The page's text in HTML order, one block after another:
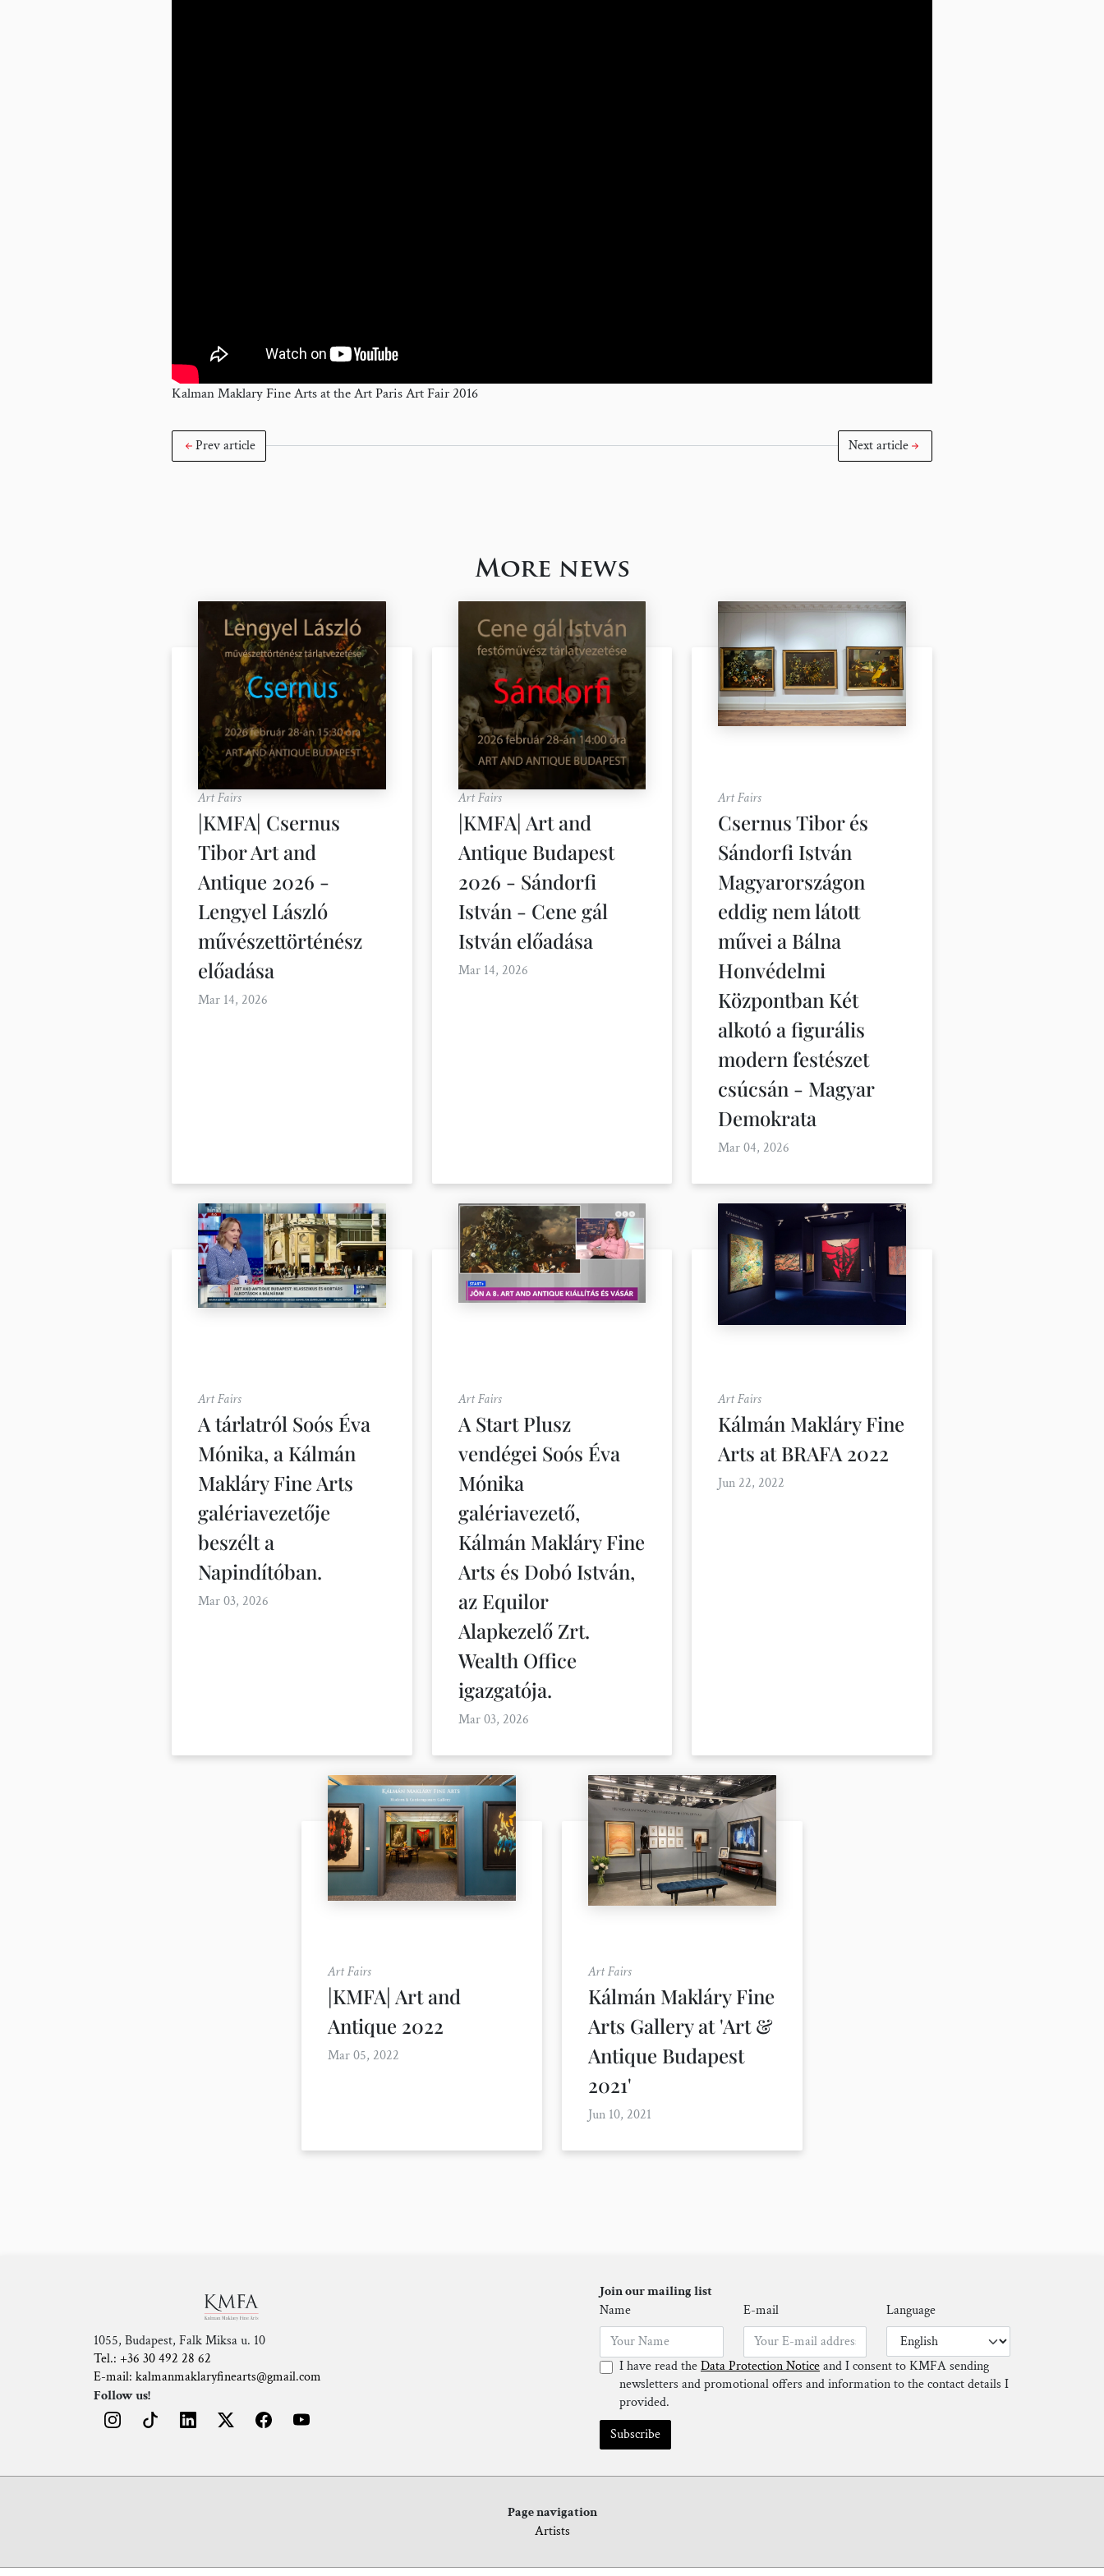
Kalman Maklary Fine Arts at the Art Paris Art Fair 2016
Prev article Next article
More news
Art Fairs
|KMFA| Csernus
Tibor Art and
Antique 2026 -
Lengyel László
művészettörténész
előadása
Mar 14, 2026
Art Fairs
|KMFA| Art and
Antique Budapest
2026 - Sándorfi
István - Cene gál
István előadása
Mar 14, 2026
Art Fairs
Csernus Tibor és
Sándorfi István
Magyarországon
eddig nem látott
művei a Bálna
Honvédelmi
Központban Két
alkotó a figurális
modern festészet
csúcsán - Magyar
Demokrata
Mar 04, 2026
Art Fairs
A tárlatról Soós Éva
Mónika, a Kálmán
Makláry Fine Arts
galériavezetője
beszélt a
Napindítóban.
Mar 03, 2026
Art Fairs
A Start Plusz
vendégei Soós Éva
Mónika
galériavezető,
Kálmán Makláry Fine
Arts és Dobó István,
az Equilor
Alapkezelő Zrt.
Wealth Office
igazgatója.
Mar 03, 2026
Art Fairs
Kálmán Makláry Fine
Arts at BRAFA 2022
Jun 22, 2022
Art Fairs
|KMFA| Art and
Antique 2022
Mar 05, 2022
Art Fairs
Kálmán Makláry Fine
Arts Gallery at 'Art &
Antique Budapest
2021'
Jun 10, 2021
1055, Budapest, Falk Miksa u. 10
Tel.: +36 30 492 28 62
E-mail: kalmanmaklaryfinearts@gmail.com
Follow us!
Join our mailing list
Name
E-mail Language
I have read theData Protection Noticeand I consent to KMFA sending
newsletters and promotional offers and information to the contact details I
provided.
Subscribe
Page navigation
Artists